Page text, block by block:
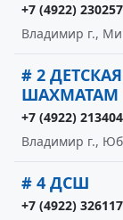
+7 (4922) 230257
Владимир г.,
# 2
ШАХМАТАМ
+7 (4922) 213404
Владимир г.,
# 4 ДСШ
+7 (4922) 326117